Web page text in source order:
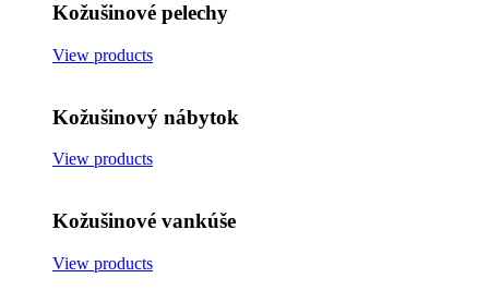
Kožušinové pelechy
View products
Kožušinový nábytok
View products
Kožušinové vankúše
View products